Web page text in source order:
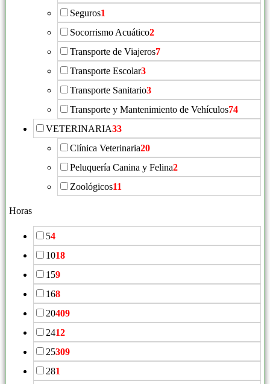
Seguros1
Socorrismo Acuático2
Transporte de Viajeros7
Transporte Escolar3
Transporte Sanitario3
Transporte y Mantenimiento de Vehículos74
VETERINARIA33
Clínica Veterinaria20
Peluquería Canina y Felina2
Zoológicos11
Horas
54
1018
159
168
20409
2412
25309
281